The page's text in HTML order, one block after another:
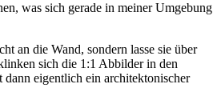
was sich gerade in meiner Umgebung
an die Wand, sondern lasse sie über
sich die 1:1 Abbilder in den
eigentlich ein architektonischer